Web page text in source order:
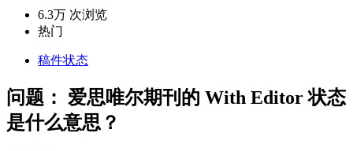
6.3万 次浏览
热门
稿件状态
问题： 爱思唯尔期刊的 With Editor 状态
是什么意思？